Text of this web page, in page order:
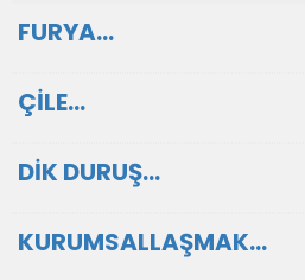
FURYA…
ÇİLE…
DİK DURUŞ…
KURUMSALLAŞMAK…